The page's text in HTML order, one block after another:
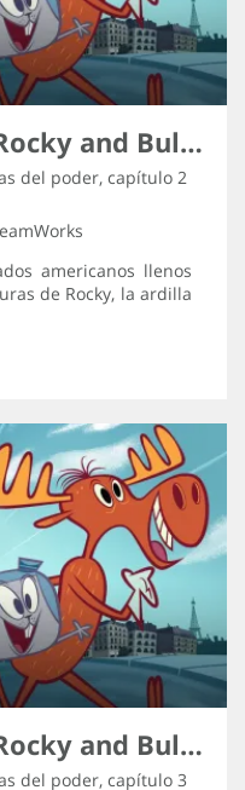
The Adventures of Rocky and Bullwinkle
del poder, capítulo 2
americanos llenos
de Rocky, la ardilla
The Adventures of Rocky and Bullwinkle
del poder, capítulo 3